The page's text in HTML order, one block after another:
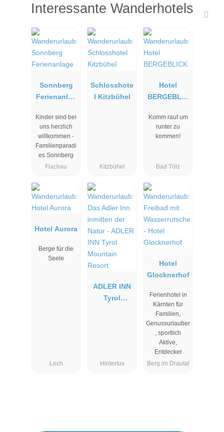
Interessante Wanderhotels
Sonnberg
Ferienanlag
Kinder sind bei
uns herzlich
willkommen -
Familienparadi
es Sonnberg
Flachau
Schlosshote
l Kitzbühel
Kitzbühel
Hotel
BERGEBLIC
Komm rauf um
runter zu
kommen!
Bad Tölz
Hotel Aurora
Berge für die
Seele
Lech
ADLER INN
Tyrol
Hintertux
Hotel
Glocknerhof
Ferienhotel in
Kärnten für
Familien,
Genussurlauber
, sportlich
Aktive,
Entdecker
Berg im Drautal